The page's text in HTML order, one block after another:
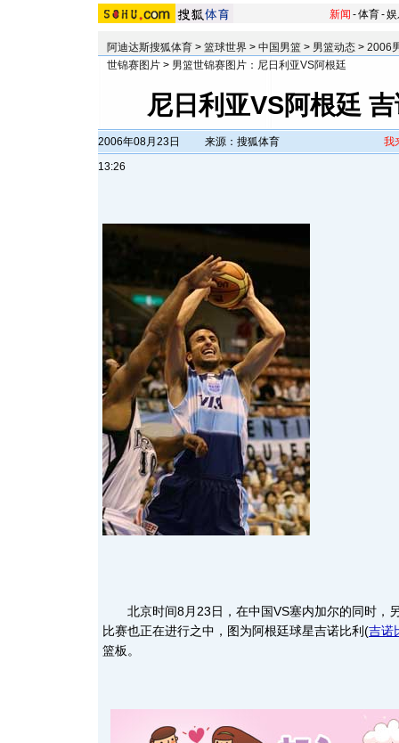
新闻 -体育-
阿迪达斯搜狐体育 > 篮球世界 > 中国男篮 > 男篮动态 > 2006
世锦赛图片 > 男篮世锦赛图片：尼日利亚VS阿根廷
尼日利亚VS阿根廷
2006年08月23日
13:26
来源：搜狐体育 我
北京时间8月23日，在中国VS塞内加尔的同时，
比赛也正在进行之中，图为阿根廷球星吉诺比利 (吉诺
篮板。